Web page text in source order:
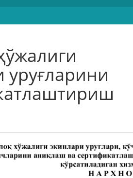
уруғларини